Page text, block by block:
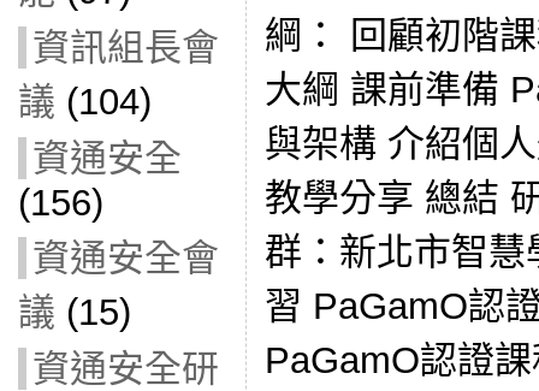
資訊組長會
議 (104)
資通安全
(156)
資通安全會
議 (15)
資通安全研
綱： 回顧初階
大綱 課前準備
與架構 介紹個
教學分享 總結
群：新北市智
習 PaGamO認
PaGamO認證